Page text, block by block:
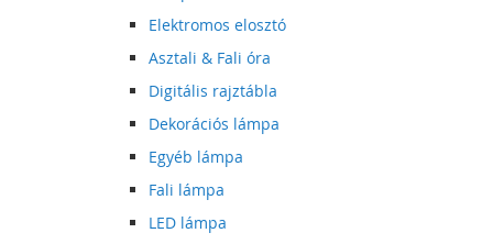
Elektromos elosztó
Asztali & Fali óra
Digitális rajztábla
Dekorációs lámpa
Egyéb lámpa
Fali lámpa
LED lámpa